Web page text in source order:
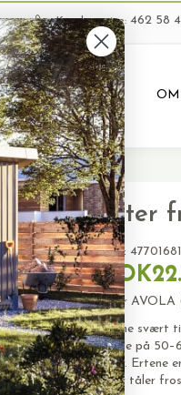
Kundeservice: 462 58
PRODUKTUTLEIE OM
Erter
SKU:
Erter AVOLA
Denne svært
høyde på
erter. Ertene
erter tåler